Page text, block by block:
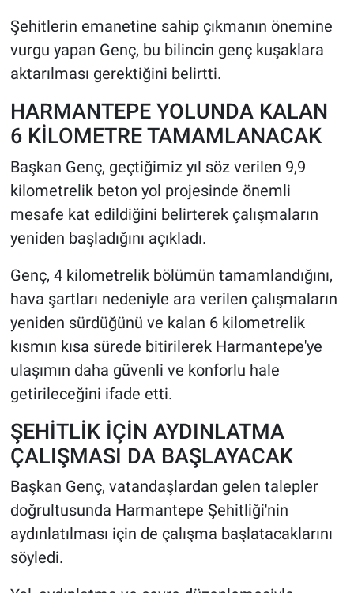
Şehitlerin emanetine sahip çıkmanın önemine
vurgu yapan Genç, bu bilincin genç kuşaklara
aktarılması gerektiğini belirtti.
HARMANTEPE YOLUNDA KALAN
6 KİLOMETRE TAMAMLANACAK
Başkan Genç, geçtiğimiz yıl söz verilen 9,9
kilometrelik beton yol projesinde önemli
mesafe kat edildiğini belirterek çalışmaların
yeniden başladığını açıkladı.
Genç, 4 kilometrelik bölümün tamamlandığını,
hava şartları nedeniyle ara verilen çalışmaların
yeniden sürdüğünü ve kalan 6 kilometrelik
kısmın kısa sürede bitirilerek Harmantepe'ye
ulaşımın daha güvenli ve konforlu hale
getirileceğini ifade etti.
ŞEHİTLİK İÇİN AYDINLATMA
ÇALIŞMASI DA BAŞLAYACAK
Başkan Genç, vatandaşlardan gelen talepler
doğrultusunda Harmantepe Şehitliği'nin
aydınlatılması için de çalışma başlatacaklarını
söyledi.